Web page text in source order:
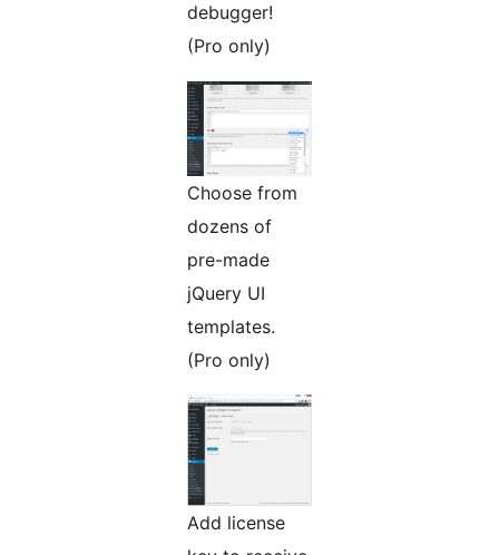
debugger!
(Pro only)
Choose from
dozens of
pre-made
jQuery UI
templates.
(Pro only)
Add license